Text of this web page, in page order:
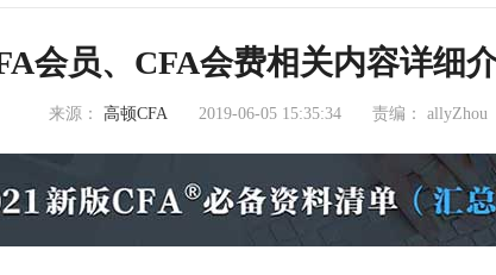
会员、CFA会费相关内容详细
来源： 高顿CFA 2019-06-05 15:35:34 责编： allyZhou